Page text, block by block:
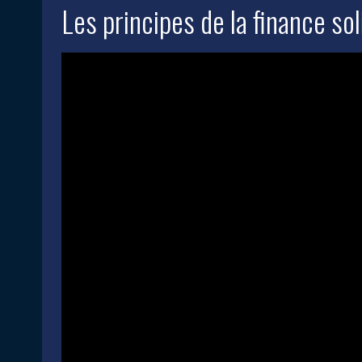
Les principes de la finance